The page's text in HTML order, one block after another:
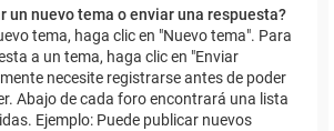
un nuevo tema o enviar una respuesta?
tema, haga clic en "Nuevo tema". Para
a un tema, haga clic en "Enviar
necesite registrarse antes de poder
Abajo de cada foro encontrará una lista
Ejemplo: Puede publicar nuevos